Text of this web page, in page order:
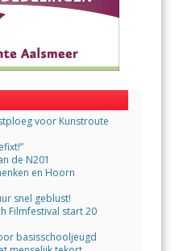
voor Kunstroute
de N201
en Hoorn
snel geblust!
Filmfestival start 20
basisschooljeugd